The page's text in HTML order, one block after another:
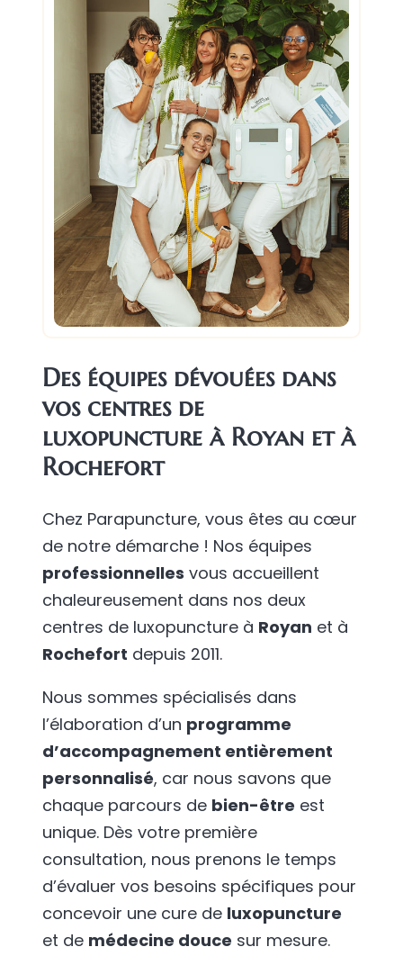
Des équipes dévouées dans
vos centres de
luxopuncture à Royan et à
Rochefort
Chez Parapuncture, vous êtes au cœur
de notre démarche ! Nos équipes
professionnelles vous accueillent
chaleureusement dans nos deux
centres de luxopuncture à Royan et à
Rochefort depuis 2011.
Nous sommes spécialisés dans
l’élaboration d’un programme
d’accompagnement entièrement
personnalisé, car nous savons que
chaque parcours de bien-être est
unique. Dès votre première
consultation, nous prenons le temps
d’évaluer vos besoins spécifiques pour
concevoir une cure de luxopuncture
et de médecine douce sur mesure.